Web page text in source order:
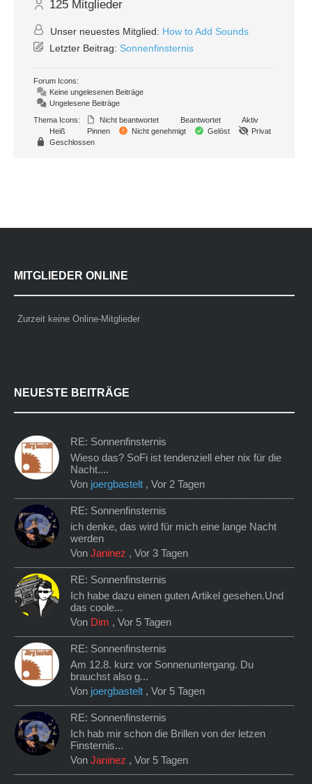
125 Mitglieder
Unser neuestes Mitglied: How to Add Sounds
Letzter Beitrag: Sonnenfinsternis
Forum Icons:
Keine ungelesenen Beiträge
Ungelesene Beiträge
Thema Icons:
Nicht beantwortet Beantwortet
Aktiv
Heiß
Pinnen Nicht genehmigt Gelöst
Privat
Geschlossen
MITGLIEDER ONLINE
Zurzeit keine Online-Mitglieder
NEUESTE BEITRÄGE
RE: Sonnenfinsternis
Wieso das? SoFi ist tendenziell eher nix für die
Nacht....
Von joergbastelt ,Vor 2 Tagen
RE: Sonnenfinsternis
ich denke, das wird für mich eine lange Nacht
werden
VonJaninez ,Vor 3 Tagen
RE: Sonnenfinsternis
Ich habe dazu einen guten Artikel gesehen.Und
das coole...
Von Dim ,Vor 5 Tagen
RE: Sonnenfinsternis
Am 12.8. kurz vor Sonnenuntergang. Du
brauchst also g...
Von joergbastelt ,Vor 5 Tagen
RE: Sonnenfinsternis
Ich hab mir schon die Brillen von der letzen
Finsternis...
VonJaninez ,Vor 5 Tagen